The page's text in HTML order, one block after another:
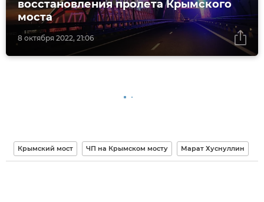
8 октября 2022, 21:06
восстановления пролета Крымского
моста
Крымский мост ЧП на Крымском мосту Марат Хуснуллин